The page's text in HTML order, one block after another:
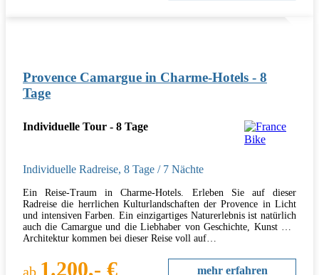
Provence Camargue in Charme-Hotels - 8
Tage
Individuelle Tour - 8 Tage
Individuelle Radreise, 8 Tage / 7 Nächte
Ein Reise-Traum in Charme-Hotels. Erleben Sie auf dieser
Radreise die herrlichen Kulturlandschaften der Provence in Licht
und intensiven Farben. Ein einzigartiges Naturerlebnis ist natürlich
auch die Camargue und die Liebhaber von Geschichte, Kunst und
Architektur kommen bei dieser Reise voll auf…
ab 1.200,- € mehr erfahren